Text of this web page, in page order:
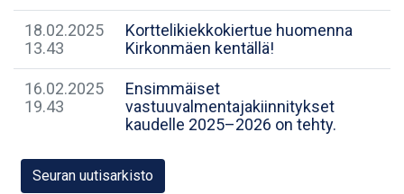
18.02.2025
13.43
Korttelikiekkokiertue huomenna
Kirkonmäen kentällä!
16.02.2025
19.43
Ensimmäiset
vastuuvalmentajakiinnitykset
kaudelle 2025–2026 on tehty.
Seuran uutisarkisto